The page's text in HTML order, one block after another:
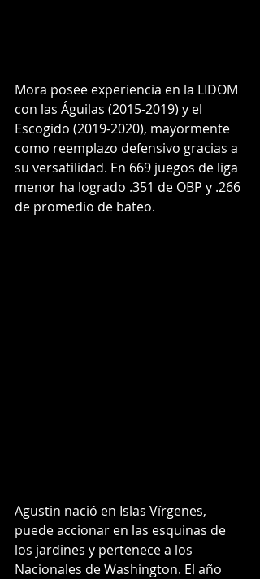
Mora posee experiencia en la LIDOM
con las Águilas (2015-2019) y el
Escogido (2019-2020), mayormente
como reemplazo defensivo gracias a
su versatilidad. En 669 juegos de liga
menor ha logrado .351 de OBP y .266
de promedio de bateo.
Agustin nació en Islas Vírgenes,
puede accionar en las esquinas de
los jardines y pertenece a los
Nacionales de Washington. El año